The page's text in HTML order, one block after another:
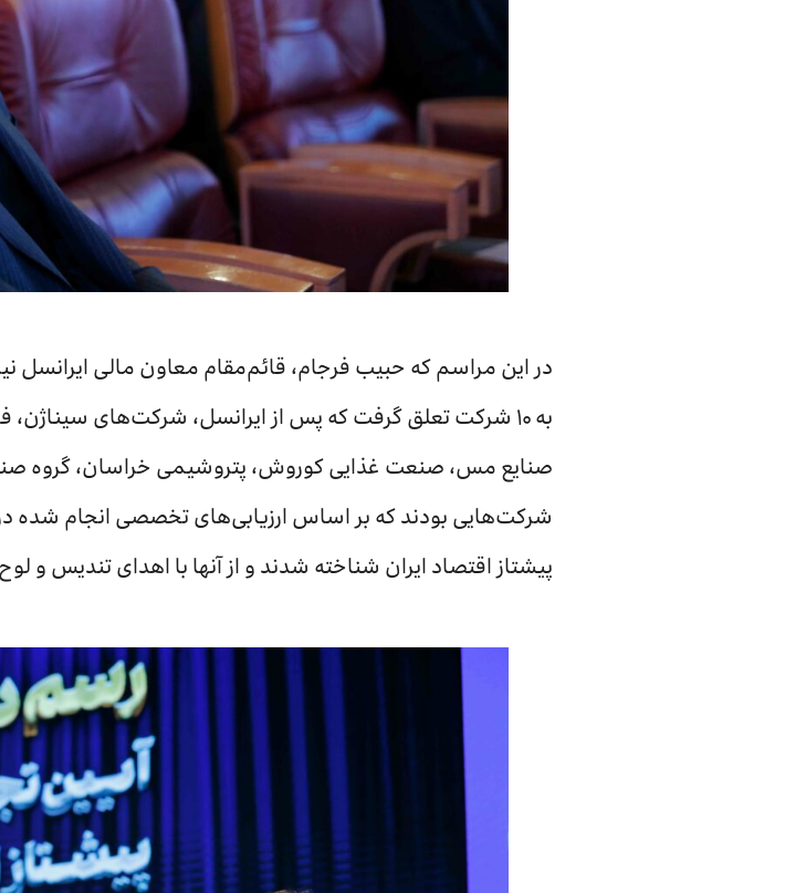
در این مراسم که حبیب فرجام، قائم‌مقام معاون مالی ایرانسل
به ۱۰ شرکت تعلق گرفت که پس از ایرانسل، شرکت‌های
صنایع مس، صنعت غذایی کوروش، پتروشیمی خراسان، گروه
شرکت‌هایی بودند که بر اساس ارزیابی‌های تخصصی انجام شده
پیشتاز اقتصاد ایران شناخته شدند و از آنها با اهدای تندیس و